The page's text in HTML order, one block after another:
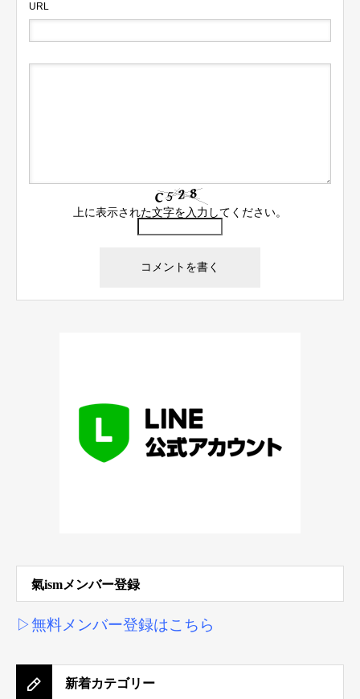
URL
上に表示された文字を入力してください。
氣ismメンバー登録
▷無料メンバー登録はこちら
新着カテゴリー